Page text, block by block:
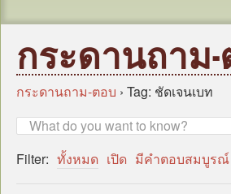
บุคลากร
ข้อมูลหน่วยงาน
กฎหมาย/ระเบียบ/คู่มือ
กระดานถาม
กระดานถาม-ตอบ › Tag: ชัดเจนเบท
Filter: ทั้งหมด เปิด มีคำตอบสมบูรณ์